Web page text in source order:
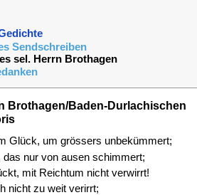
Sendschreiben
sel. Herrn Brothagen
Brothagen/Baden-Durlachischen
Glück, um grössers unbekümmert;
nur von ausen schimmert;
mit Reichtum nicht verwirrt!
nicht zu weit verirrt;